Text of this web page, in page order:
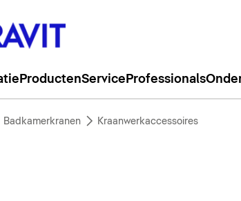
ProductenService Professionals
Badkamerkranen Kraanwerkaccessoires